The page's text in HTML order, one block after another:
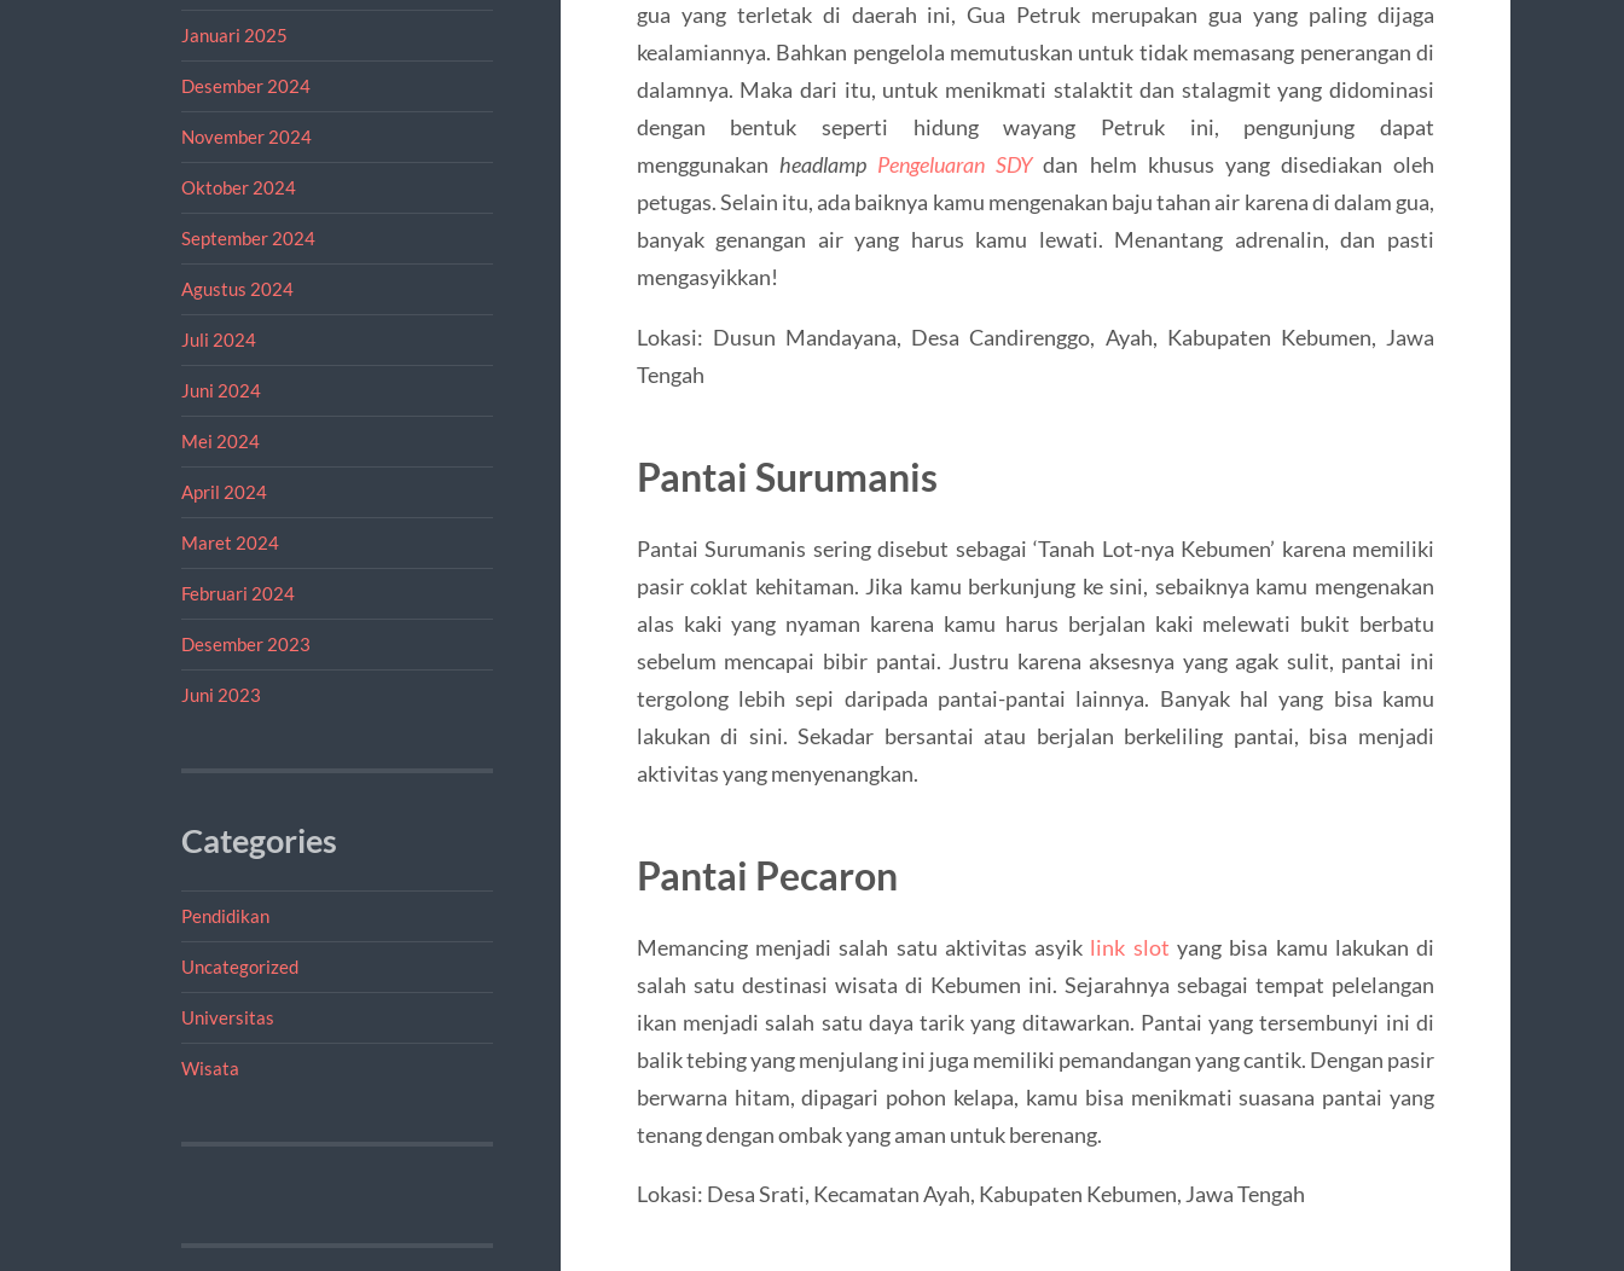
Januari 2025
Desember 2024
November 2024
Oktober 2024
September 2024
Agustus 2024
Juli 2024
Juni 2024
Mei 2024
April 2024
Maret 2024
Februari 2024
Desember 2023
Juni 2023
Categories
Pendidikan
Uncategorized
Universitas
Wisata
gua yang terletak di daerah ini, Gua Petruk merupakan gua yang paling dijaga
kealamiannya. Bahkan pengelola memutuskan untuk tidak memasang penerangan di
dalamnya. Maka dari itu, untuk menikmati stalaktit dan stalagmit yang didominasi
dengan bentuk seperti hidung wayang Petruk ini, pengunjung dapat
menggunakan headlamp Pengeluaran SDYdan helm khusus yang disediakan oleh
petugas. Selain itu, ada baiknya kamu mengenakan baju tahan air karena di dalam gua,
banyak genangan air yang harus kamu lewati. Menantang adrenalin, dan pasti
mengasyikkan!
Lokasi: Dusun Mandayana, Desa Candirenggo, Ayah, Kabupaten Kebumen, Jawa
Tengah
Pantai Surumanis
Pantai Surumanis sering disebut sebagai ‘Tanah Lot-nya Kebumen’ karena memiliki
pasir coklat kehitaman. Jika kamu berkunjung ke sini, sebaiknya kamu mengenakan
alas kaki yang nyaman karena kamu harus berjalan kaki melewati bukit berbatu
sebelum mencapai bibir pantai. Justru karena aksesnya yang agak sulit, pantai ini
tergolong lebih sepi daripada pantai-pantai lainnya. Banyak hal yang bisa kamu
lakukan di sini. Sekadar bersantai atau berjalan berkeliling pantai, bisa menjadi
aktivitas yang menyenangkan.
Pantai Pecaron
Memancing menjadi salah satu aktivitas asyik link slot yang bisa kamu lakukan di
salah satu destinasi wisata di Kebumen ini. Sejarahnya sebagai tempat pelelangan
ikan menjadi salah satu daya tarik yang ditawarkan. Pantai yang tersembunyi ini di
balik tebing yang menjulang ini juga memiliki pemandangan yang cantik. Dengan pasir
berwarna hitam, dipagari pohon kelapa, kamu bisa menikmati suasana pantai yang
tenang dengan ombak yang aman untuk berenang.
Lokasi: Desa Srati, Kecamatan Ayah, Kabupaten Kebumen, Jawa Tengah